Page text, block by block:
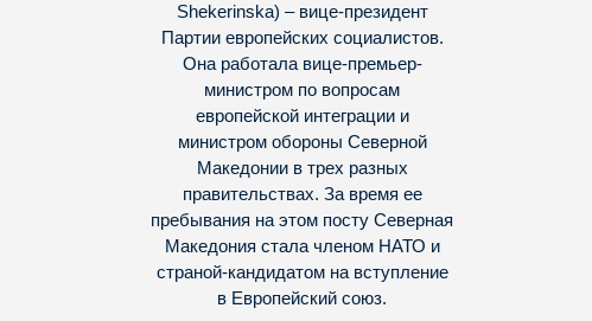
Shekerinska) – вице-президент
Партии европейских социалистов.
Она работала вице-премьер-
министром по вопросам
европейской интеграции и
министром обороны Северной
Македонии в трех разных
правительствах. За время ее
пребывания на этом посту Северная
Македония стала членом НАТО и
страной-кандидатом на вступление
в Европейский союз.